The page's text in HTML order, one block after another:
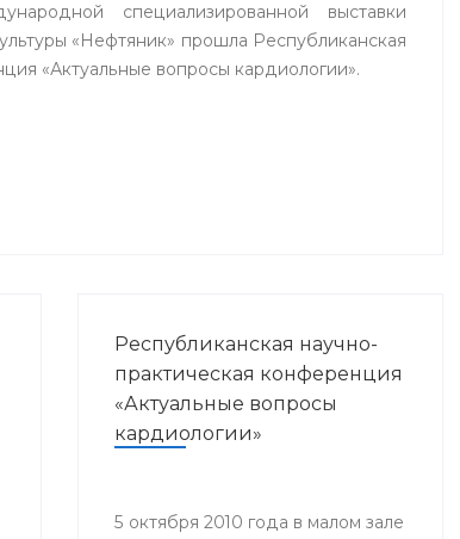
специализированной выставки
«Нефтяник» прошла Республиканская
«Актуальные вопросы кардиологии».
Республиканская научно-
практическая конференция
«Актуальные вопросы
кардиологии»
5 октября 2010 года в малом зале